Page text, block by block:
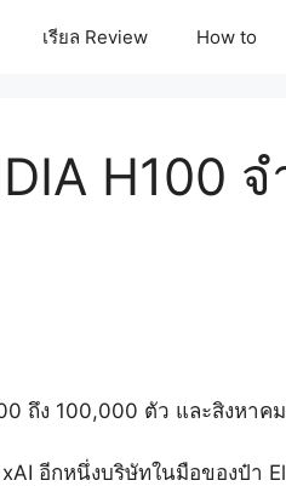
เรียล Review How to
H100
ถึง 100,000 ตัว และสิงหาค
อีกหนึ่งบริษัทในมือของป๋า